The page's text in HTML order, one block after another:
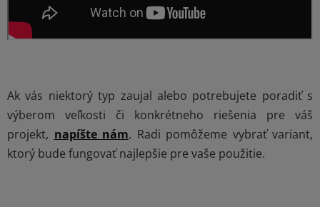
Ak vás niektorý typ zaujal alebo potrebujete poradiť s
výberom veľkosti či konkrétneho riešenia pre váš
projekt, napíšte nám. Radi pomôžeme vybrať variant,
ktorý bude fungovať najlepšie pre vaše použitie.